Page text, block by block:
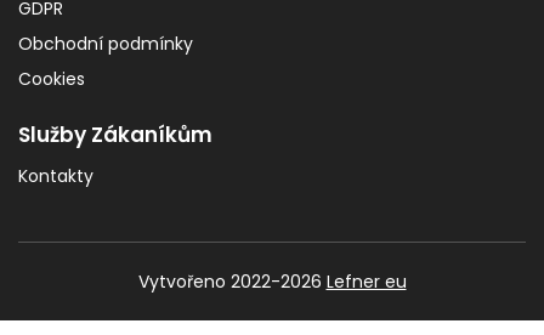
GDPR
Obchodní podmínky
Cookies
Služby Zákaníkům
Kontakty
Vytvořeno 2022-2026 Lefner eu